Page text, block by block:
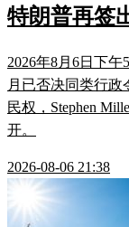
特朗普再签
2026年8月6日下
月已否决同类行
民权，Stephen
开。
2026-08-06 21:38